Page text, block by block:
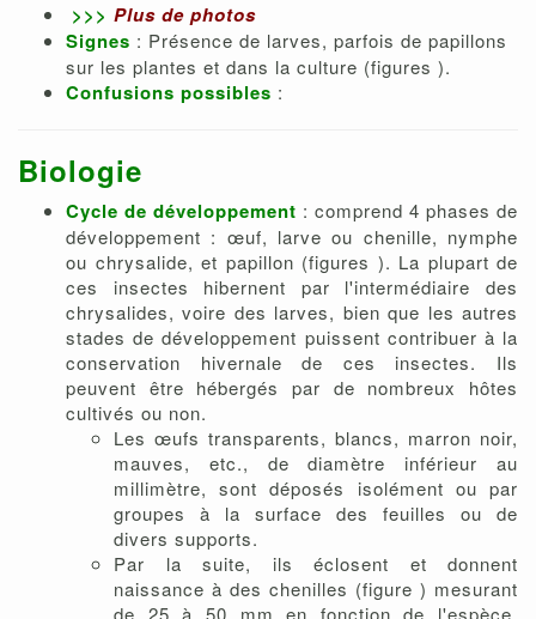
>>> Plus de photos
Signes : Présence de larves, parfois de papillons
sur les plantes et dans la culture (figures ).
Confusions possibles :
Biologie
Cycle de développement : comprend 4 phases de
développement : œuf, larve ou chenille, nymphe
ou chrysalide, et papillon (figures ). La plupart de
ces insectes hibernent par l'intermédiaire des
chrysalides, voire des larves, bien que les autres
stades de développement puissent contribuer à la
conservation hivernale de ces insectes. Ils
peuvent être hébergés par de nombreux hôtes
cultivés ou non.
Les œufs transparents, blancs, marron noir,
mauves, etc., de diamètre inférieur au
millimètre, sont déposés isolément ou par
groupes à la surface des feuilles ou de
divers supports.
Par la suite, ils éclosent et donnent
naissance à des chenilles (figure ) mesurant